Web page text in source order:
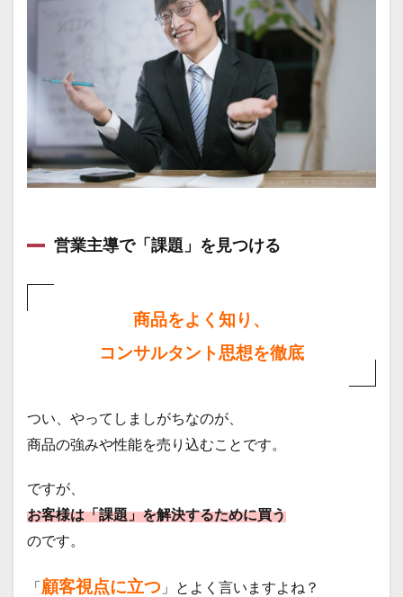
題」
を見
つけ
る
1.2
「信
用」
の営
解す
ると
ウン
トプ
ラン
3.2
ロー
営業主導で「課題」を見つける
商品をよく知り、
コンサルタント思想を徹底
つい、やってしましがちなのが、
商品の強みや性能を売り込むことです。
ですが、
お客様は「課題」を解決するために買う
のです。
「顧客視点に立つ 」とよく言いますよね？